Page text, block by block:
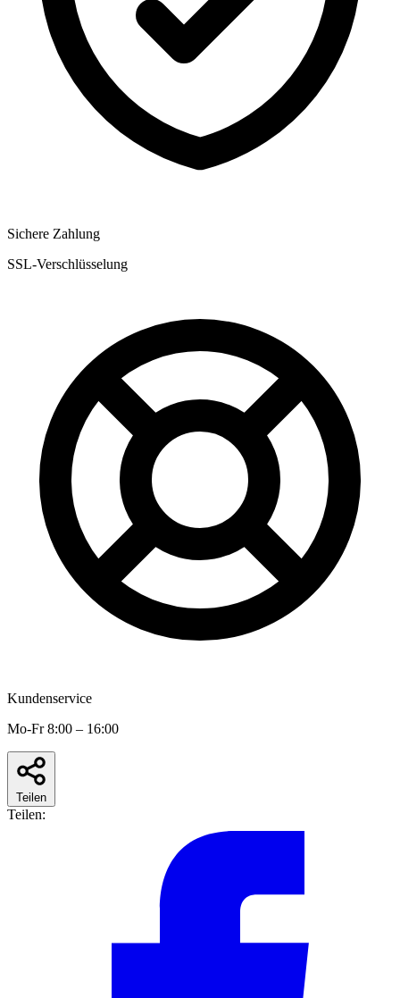
Sichere Zahlung
SSL-Verschlüsselung
Kundenservice
Mo-Fr 8:00 – 16:00
Teilen
Teilen: